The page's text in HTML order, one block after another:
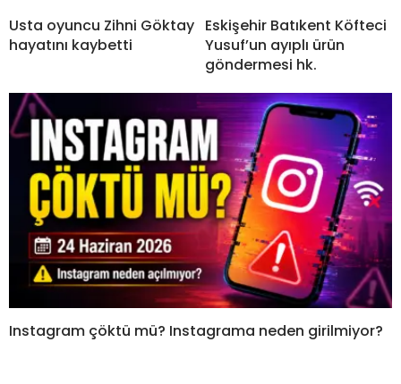
Usta oyuncu Zihni Göktay
hayatını kaybetti
Eskişehir Batıkent Köfteci
Yusuf’un ayıplı ürün
göndermesi hk.
Instagram çöktü mü? Instagrama neden girilmiyor?